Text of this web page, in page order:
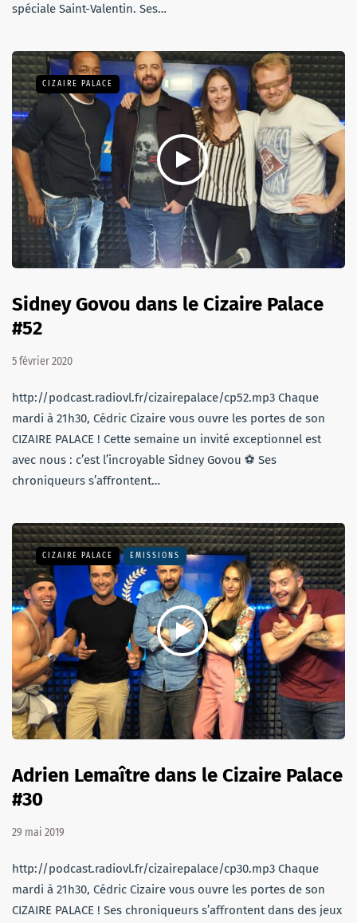
spéciale Saint-Valentin. Ses…
CIZAIRE PALACE
Sidney Govou dans le Cizaire Palace
#52
5 février 2020
http://podcast.radiovl.fr/cizairepalace/cp52.mp3 Chaque
mardi à 21h30, Cédric Cizaire vous ouvre les portes de son
CIZAIRE PALACE ! Cette semaine un invité exceptionnel est
avec nous : c’est l’incroyable Sidney Govou ⚽ Ses
chroniqueurs s’affrontent…
CIZAIRE PALACE EMISSIONS
Adrien Lemaître dans le Cizaire Palace
#30
29 mai 2019
http://podcast.radiovl.fr/cizairepalace/cp30.mp3 Chaque
mardi à 21h30, Cédric Cizaire vous ouvre les portes de son
CIZAIRE PALACE ! Ses chroniqueurs s’affrontent dans des jeux